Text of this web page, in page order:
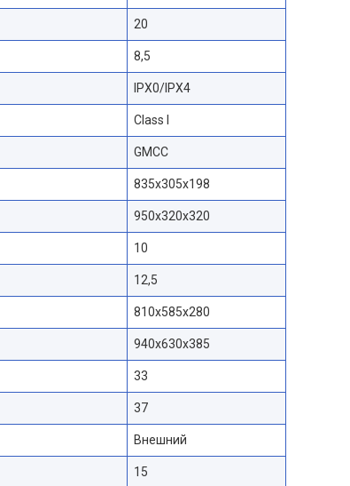
20
8,5
IPX0/IPX4
Class I
GMCC
835x305x198
950x320x320
10
12,5
810x585x280
940x630x385
33
37
Внешний
15